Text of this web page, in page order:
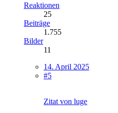
Reaktionen
25
Beiträge
1.755
Bilder
11
14. April 2025
#5
Zitat von luge